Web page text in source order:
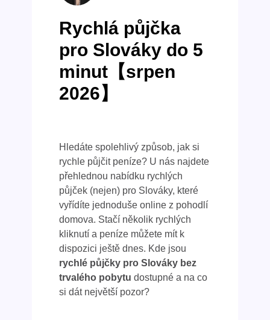
Rychlá půjčka
pro Slováky do 5
minut【srpen
2026】
Hledáte spolehlivý způsob, jak si
rychle půjčit peníze? U nás najdete
přehlednou nabídku rychlých
půjček (nejen) pro Slováky, které
vyřídíte jednoduše online z pohodlí
domova. Stačí několik rychlých
kliknutí a peníze můžete mít k
dispozici ještě dnes. Kde jsou
rychlé půjčky pro Slováky bez
trvalého pobytu dostupné a na co
si dát největší pozor?